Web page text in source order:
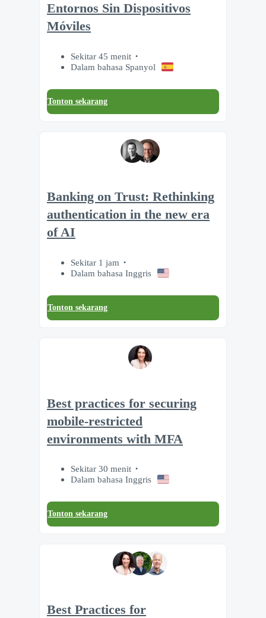
Entornos Sin Dispositivos
Móviles
Sekitar 45 menit
Dalam bahasa Spanyol
Tonton sekarang
Banking on Trust: Rethinking
authentication in the new era
of AI
Sekitar 1 jam
Dalam bahasa Inggris
Tonton sekarang
Best practices for securing
mobile-restricted
environments with MFA
Sekitar 30 menit
Dalam bahasa Inggris
Tonton sekarang
Best Practices for